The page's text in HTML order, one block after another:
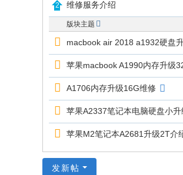
维修服务介绍
版块主题
macbook air 2018 a1932硬盘
苹果macbook A1990内存升级
A1706内存升级16G维修
苹果A2337笔记本电脑硬盘小
苹果M2笔记本A2681升级2T介
发新帖